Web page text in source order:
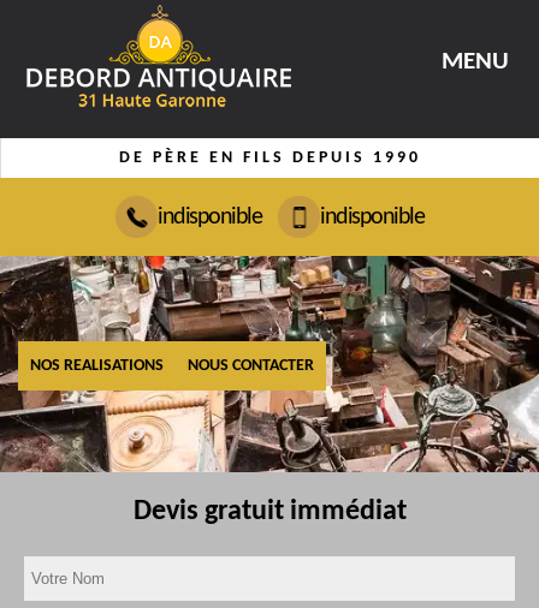
MENU
DE PÈRE EN FILS DEPUIS 1990
indisponible indisponible
NOS REALISATIONS NOUS CONTACTER
Devis gratuit immédiat